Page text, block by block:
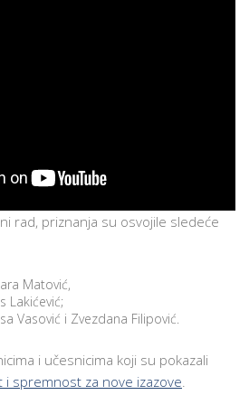
rad, priznanja su osvojile sledeće
Matović,
Lakićević;
Vasović i Zvezdana Filipović.
i učesnicima koji su pokazali
i spremnost za nove izazove